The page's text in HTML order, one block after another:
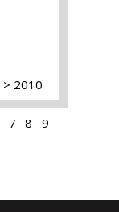
2010
7 8
9